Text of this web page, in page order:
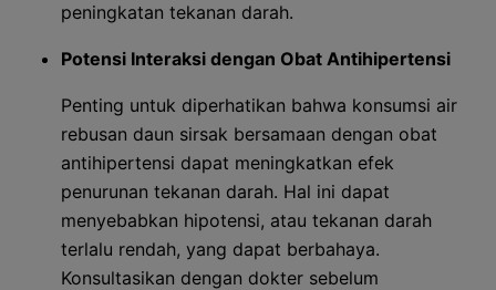
peningkatan tekanan darah.
Potensi Interaksi dengan Obat Antihipertensi
Penting untuk diperhatikan bahwa konsumsi air
rebusan daun sirsak bersamaan dengan obat
antihipertensi dapat meningkatkan efek
penurunan tekanan darah. Hal ini dapat
menyebabkan hipotensi, atau tekanan darah
terlalu rendah, yang dapat berbahaya.
Konsultasikan dengan dokter sebelum